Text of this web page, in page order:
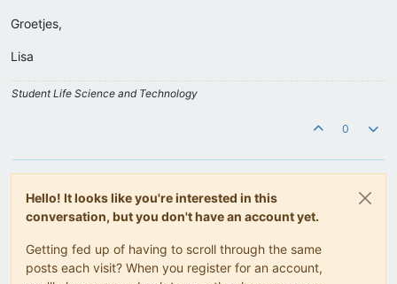
Groetjes,
Lisa
Student Life Science and Technology
0
Hello! It looks like you're interested in this
conversation, but you don't have an account yet.
Getting fed up of having to scroll through the same
posts each visit? When you register for an account,